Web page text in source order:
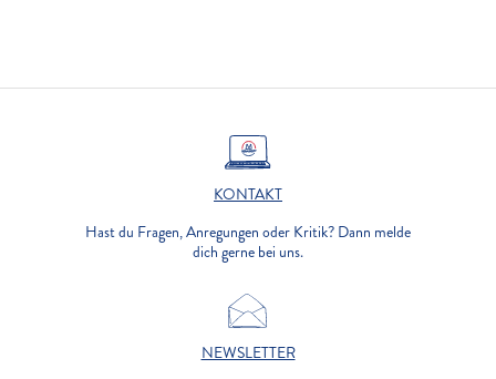
KONTAKT
Hast du Fragen, Anregungen oder Kritik? Dann melde
dich gerne bei uns.
NEWSLETTER